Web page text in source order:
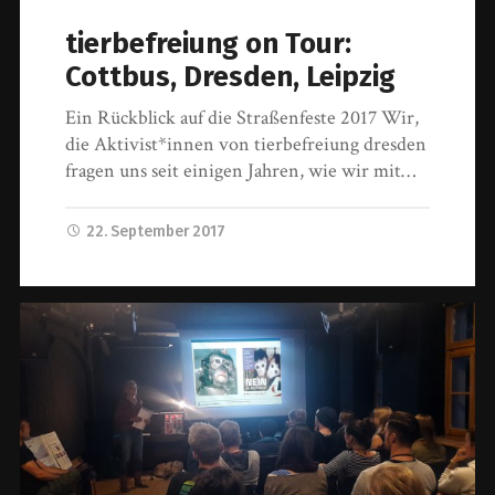
tierbefreiung on Tour:
Cottbus, Dresden, Leipzig
Ein Rückblick auf die Straßenfeste 2017 Wir,
die Aktivist*innen von tierbefreiung dresden
fragen uns seit einigen Jahren, wie wir mit…
22. September 2017